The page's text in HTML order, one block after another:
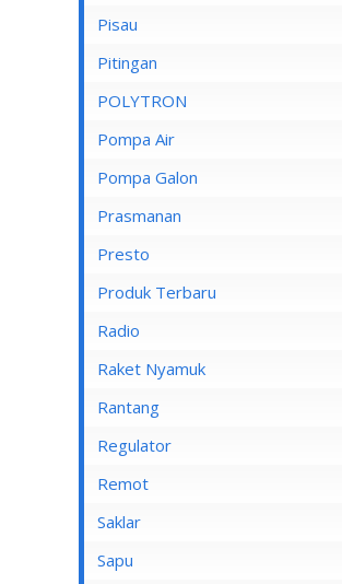
Lampu Spotlight
Pisau
Pitingan
POLYTRON
Pompa Air
Pompa Air Panasonic
Pompa Air Shimizu
Pompa Galon
Prasmanan
Presto
Produk Terbaru
Radio
Raket Nyamuk
Rantang
Regulator
Remot
Saklar
Bel
Sapu